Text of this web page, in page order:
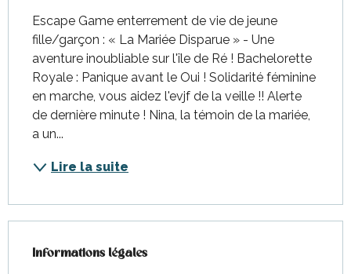
Escape Game enterrement de vie de jeune
fille/garçon : « La Mariée Disparue » - Une
aventure inoubliable sur l'île de Ré ! Bachelorette
Royale : Panique avant le Oui ! Solidarité féminine
en marche, vous aidez l'evjf de la veille !! Alerte
de dernière minute ! Nina, la témoin de la mariée,
a un...
Lire la suite
Informations légales
Informations légales